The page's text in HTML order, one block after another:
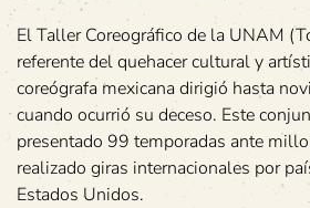
El Taller Coreográfico de la UNAM
referente del quehacer cultural y
coreógrafa mexicana dirigió hasta
cuando ocurrió su deceso. Este
presentado 99 temporadas ante
realizado giras internacionales por
Estados Unidos.